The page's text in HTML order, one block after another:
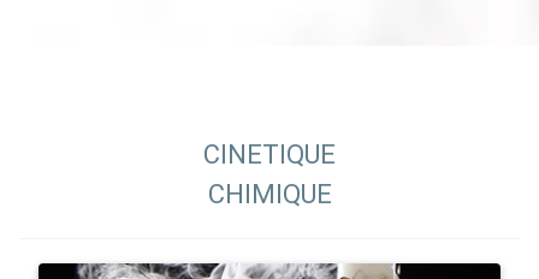
CINETIQUE
CHIMIQUE